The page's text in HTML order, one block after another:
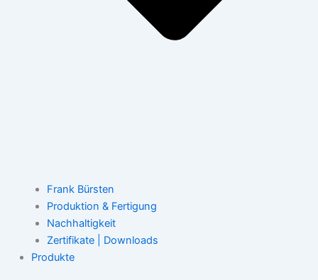
Frank Bürsten
Produktion & Fertigung
Nachhaltigkeit
Zertifikate | Downloads
Produkte